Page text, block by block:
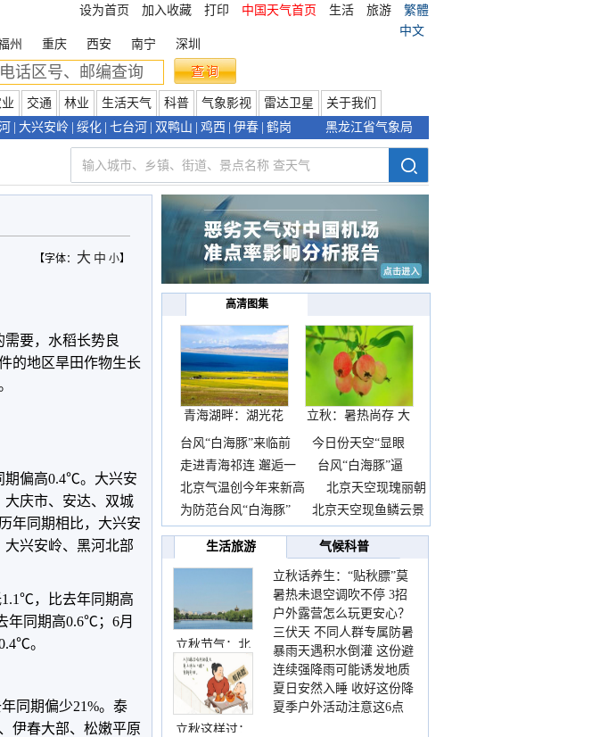
设为首页 加入收藏 打印 中国天气首页 生活 旅游
繁體
中文
州 重庆 西安 南宁 深圳
交通 林业 生活天气 科普 气象影视 雷达卫星
关于我们
大兴安岭 绥化 七台河 双鸭山 鸡西 伊春 鹤岗 黑龙江省气象局
【字体： 大 中 小】
要，水稻长势良
的地区旱田作物生长
期偏高0.4℃。大兴安
大庆市、安达、双城
年同期相比，大兴安
兴安岭、黑河北部
，比去年同期高
年同期高0.6℃；6月
。
同期偏少21%。泰
伊春大部、松嫩平原
高清图集
青海湖畔：湖光花
海长
立秋：暑热尚存 大
台风“白海豚”来临前
今日份天空“显眼
包”
走进青海祁连 邂逅一
台风“白海豚”逼
近
北京气温创今年来新高
北京天空现瑰丽朝
霞
为防范台风“白海豚”
北京天空现鱼鳞云景
观
生活旅游
气候科普
立秋节气：北
立秋这样过：
立秋话养生：“贴秋膘”莫
着急 先清暑再防燥
暑热未退空调吹不停 3招
护住肩颈不酸痛
户外露营怎么玩更安心？
这份攻略请收好
三伏天 不同人群专属防暑
要点请收好
暴雨天遇积水倒灌 这份避
险提示请收好
连续强降雨可能诱发地质
灾害 这些前兆要知道
夏日安然入睡 收好这份降
温小贴士
夏季户外活动注意这6点